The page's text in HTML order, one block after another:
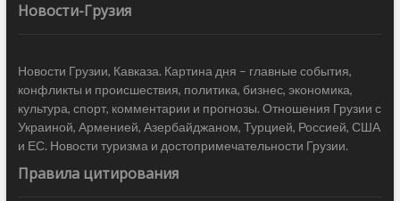
Новости-Грузия
Новости Грузии, Кавказа. Картина дня – главные события,
конфликты и происшествия, политика, бизнес, экономика,
культура, спорт, комментарии и прогнозы. Отношения Грузии с
Украиной, Арменией, Азербайджаном, Турцией, Россией, США
и ЕС. Новости туризма и достопримечательности Грузии.
Правила цитирования